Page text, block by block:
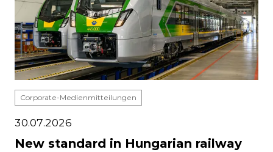
Corporate-Medienmitteilungen
30.07.2026
New standard in Hungarian railway